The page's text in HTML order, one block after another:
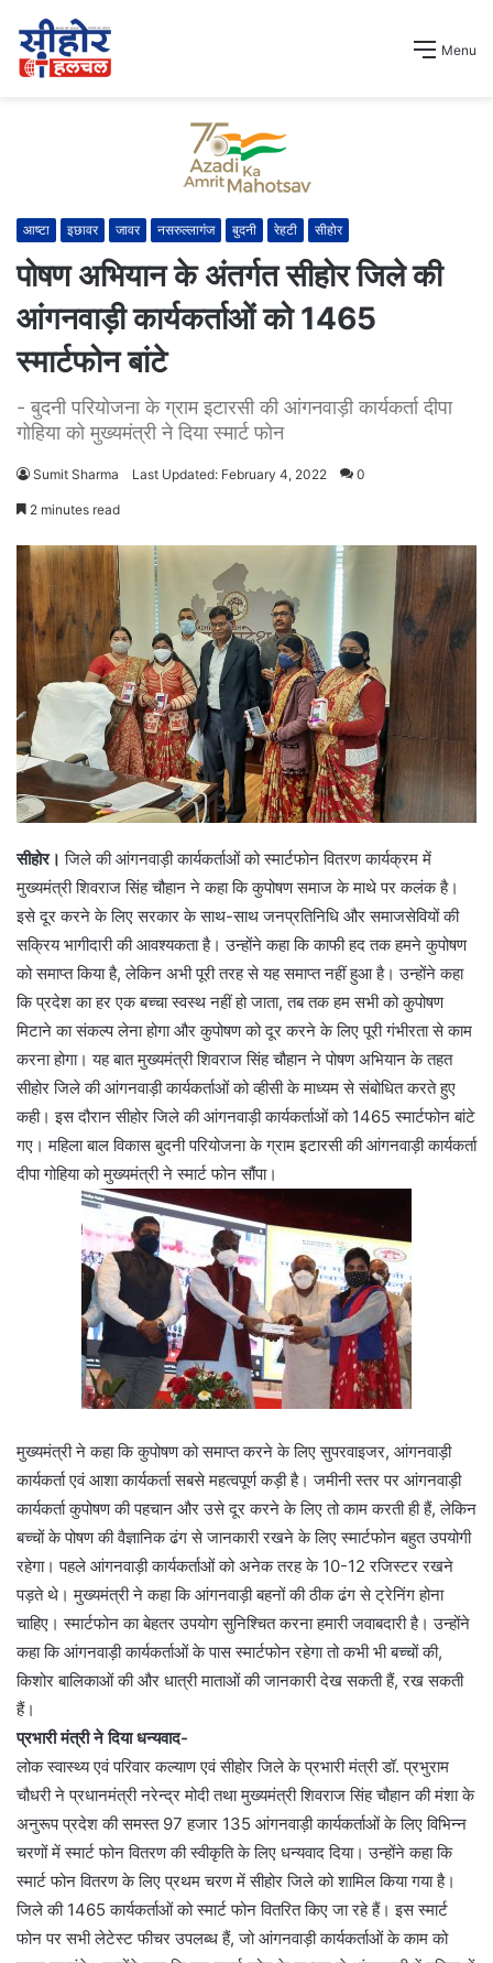
Menu
आष्टा इछावर जावर नसरुल्लागंज बुदनी रेहटी सीहोर
पोषण अभियान के अंतर्गत सीहोर जिले की
आंगनवाड़ी कार्यकर्ताओं को 1465
स्मार्टफोन बांटे
- बुदनी परियोजना के ग्राम इटारसी की आंगनवाड़ी कार्यकर्ता दीपा
गोहिया को मुख्यमंत्री ने दिया स्मार्ट फोन
Sumit Sharma Last Updated: February 4, 2022 0
2 minutes read
सीहोर।जिले की आंगनवाड़ी कार्यकर्ताओं को स्मार्टफोन वितरण कार्यक्रम में
मुख्यमंत्री शिवराज सिंह चौहान ने कहा कि कुपोषण समाज के माथे पर कलंक है।
इसे दूर करने के लिए सरकार के साथ-साथ जनप्रतिनिधि और समाजसेवियों की
सक्रिय भागीदारी की आवश्यकता है। उन्होंने कहा कि काफी हद तक हमने कुपोषण
को समाप्त किया है, लेकिन अभी पूरी तरह से यह समाप्त नहीं हुआ है। उन्होंने कहा
कि प्रदेश का हर एक बच्चा स्वस्थ नहीं हो जाता, तब तक हम सभी को कुपोषण
मिटाने का संकल्प लेना होगा और कुपोषण को दूर करने के लिए पूरी गंभीरता से काम
करना होगा। यह बात मुख्यमंत्री शिवराज सिंह चौहान ने पोषण अभियान के तहत
सीहोर जिले की आंगनवाड़ी कार्यकर्ताओं को व्हीसी के माध्यम से संबोधित करते हुए
कही। इस दौरान सीहोर जिले की आंगनवाड़ी कार्यकर्ताओं को 1465 स्मार्टफोन बांटे
गए। महिला बाल विकास बुदनी परियोजना के ग्राम इटारसी की आंगनवाड़ी कार्यकर्ता
दीपा गोहिया को मुख्यमंत्री ने स्मार्ट फोन सौंपा।
मुख्यमंत्री ने कहा कि कुपोषण को समाप्त करने के लिए सुपरवाइजर, आंगनवाड़ी
कार्यकर्ता एवं आशा कार्यकर्ता सबसे महत्वपूर्ण कड़ी है। जमीनी स्तर पर आंगनवाड़ी
कार्यकर्ता कुपोषण की पहचान और उसे दूर करने के लिए तो काम करती ही हैं, लेकिन
बच्चों के पोषण की वैज्ञानिक ढंग से जानकारी रखने के लिए स्मार्टफोन बहुत उपयोगी
रहेगा। पहले आंगनवाड़ी कार्यकर्ताओं को अनेक तरह के 10-12 रजिस्टर रखने
पड़ते थे। मुख्यमंत्री ने कहा कि आंगनवाड़ी बहनों की ठीक ढंग से ट्रेनिंग होना
चाहिए। स्मार्टफोन का बेहतर उपयोग सुनिश्चित करना हमारी जवाबदारी है। उन्होंने
कहा कि आंगनवाड़ी कार्यकर्ताओं के पास स्मार्टफोन रहेगा तो कभी भी बच्चों की,
किशोर बालिकाओं की और धात्री माताओं की जानकारी देख सकती हैं, रख सकती
हैं।
प्रभारी मंत्री ने दिया धन्यवाद-
लोक स्वास्थ्य एवं परिवार कल्याण एवं सीहोर जिले के प्रभारी मंत्री डॉ. प्रभुराम
चौधरी ने प्रधानमंत्री नरेन्द्र मोदी तथा मुख्यमंत्री शिवराज सिंह चौहान की मंशा के
अनुरूप प्रदेश की समस्त 97 हजार 135 आंगनवाड़ी कार्यकर्ताओं के लिए विभिन्न
चरणों में स्मार्ट फोन वितरण की स्वीकृति के लिए धन्यवाद दिया। उन्होंने कहा कि
स्मार्ट फोन वितरण के लिए प्रथम चरण में सीहोर जिले को शामिल किया गया है।
जिले की 1465 कार्यकर्ताओं को स्मार्ट फोन वितरित किए जा रहे हैं। इस स्मार्ट
फोन पर सभी लेटेस्ट फीचर उपलब्ध हैं, जो आंगनवाड़ी कार्यकर्ताओं के काम को